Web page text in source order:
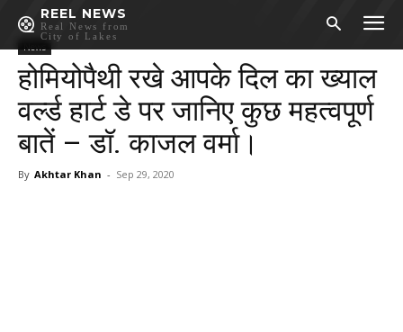
REEL NEWS
Real News from
City of Lakes
News
होमियोपैथी रखे आपके दिल का ख्याल
वर्ल्ड हार्ट डे पर जानिए कुछ महत्वपूर्ण
बातें – डॉ. काजल वर्मा।
By Akhtar Khan - Sep 29, 2020